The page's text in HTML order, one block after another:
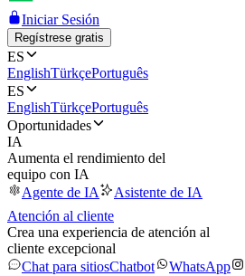
Iniciar Sesión
Regístrese gratis
ES
EnglishTürkçePortuguês
ES
EnglishTürkçePortuguês
Oportunidades
IA
Aumenta el rendimiento del
equipo con IA
Agente de IA
Asistente de IA
Atención al cliente
Crea una experiencia de atención al
cliente excepcional
Chat para sitiosChatbot WhatsApp